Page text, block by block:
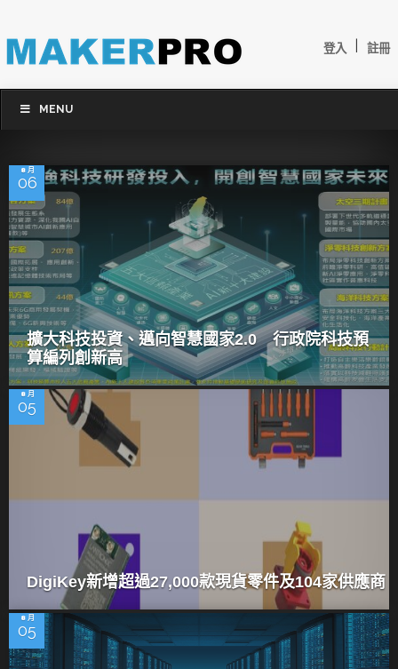
登入 註冊
MENU
8 月
06
擴大科技投資、邁向智慧國家2.0 行政院科技預
算編列創新高
8 月
05
DigiKey新增超過27,000款現貨零件及104家供應商
8 月
05